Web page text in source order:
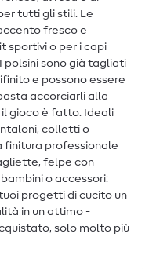
tutti gli stili. Le
fresco e
sportivi o per i capi
polsini sono già tagliati
e possono essere
accorciarli alla
il gioco è fatto. Ideali
colletti o
finitura professionale
felpe con
o accessori:
progetti di cucito un
in un attimo -
solo molto più